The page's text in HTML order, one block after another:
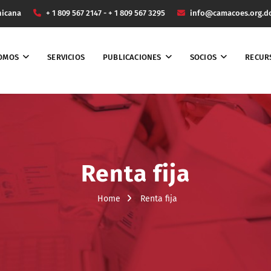
+ 1 809 567 2147 - + 1 809 567 3295
SERVICIOS PUBLICACIONES SOCIOS
Renta fija
Home Renta fija